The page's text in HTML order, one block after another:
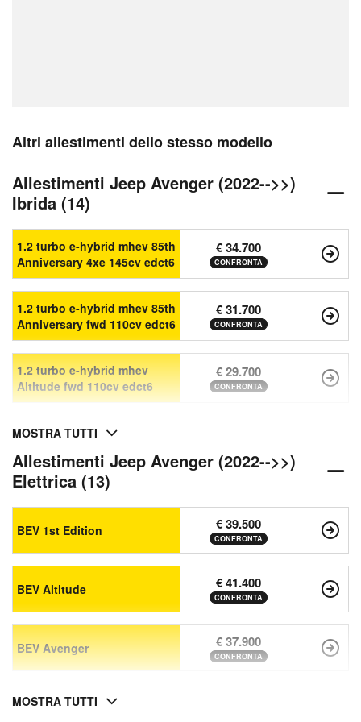
Altri allestimenti dello stesso modello
Allestimenti Jeep Avenger (2022-->>)
Ibrida (14)
1.2 turbo e-hybrid mhev 85th
Anniversary 4xe 145cv edct6
€ 34.700
CONFRONTA
1.2 turbo e-hybrid mhev 85th
Anniversary fwd 110cv edct6
€ 31.700
CONFRONTA
1.2 turbo e-hybrid mhev
Altitude fwd 110cv edct6
€ 29.700
CONFRONTA
MOSTRA TUTTI
Allestimenti Jeep Avenger (2022-->>)
Elettrica (13)
BEV 1st Edition € 39.500
CONFRONTA
BEV Altitude € 41.400
CONFRONTA
BEV Avenger € 37.900
CONFRONTA
MOSTRA TUTTI